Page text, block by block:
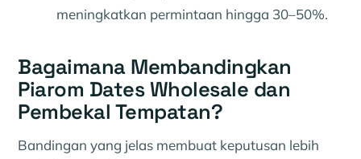
meningkatkan permintaan hingga 30–50%.
Bagaimana Membandingkan
Piarom Dates Wholesale dan
Pembekal Tempatan?
Bandingan yang jelas membuat keputusan lebih